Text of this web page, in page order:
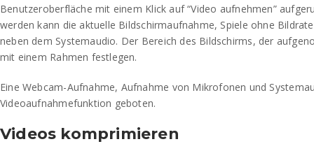
Benutzeroberfläche mit einem Klick auf “Video aufnehmen”
werden kann die aktuelle Bildschirmaufnahme, Spiele ohne
neben dem Systemaudio. Der Bereich des Bildschirms, der
mit einem Rahmen festlegen.
Eine Webcam-Aufnahme, Aufnahme von Mikrofonen und
Videoaufnahmefunktion geboten.
Videos komprimieren